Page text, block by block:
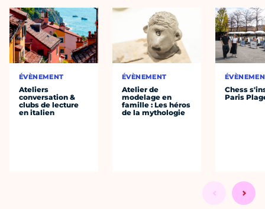
ÉVÈNEMENT
Ateliers
conversation &
clubs de lecture
en italien
ÉVÈNEMENT
Atelier de
modelage en
famille : Les héros
de la mythologie
Chess
Paris